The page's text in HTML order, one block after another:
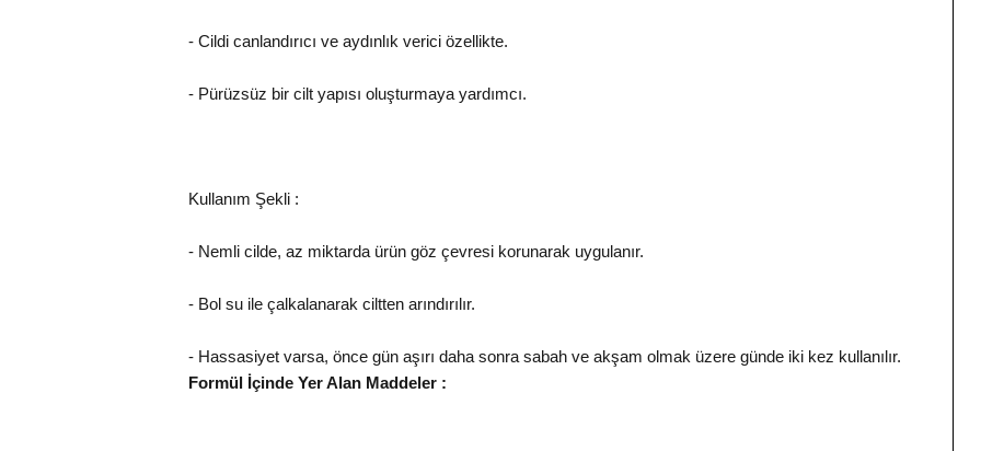
- Cildi canlandırıcı ve aydınlık verici özellikte.
- Pürüzsüz bir cilt yapısı oluşturmaya yardımcı.
Kullanım Şekli :
- Nemli cilde, az miktarda ürün göz çevresi korunarak uygulanır.
- Bol su ile çalkalanarak ciltten arındırılır.
- Hassasiyet varsa, önce gün aşırı daha sonra sabah ve akşam olmak üzere günde iki kez kullanılır.
Formül İçinde Yer Alan Maddeler :